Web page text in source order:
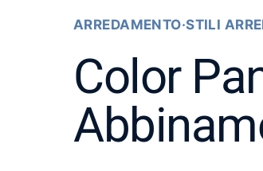
ARREDAMENTO·STILI
Color